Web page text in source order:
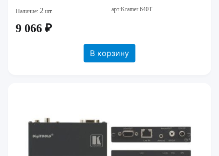
Наличие: 2 шт. арт:Kramer 640T
9 066 ₽
В корзину